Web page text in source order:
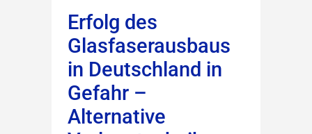
Erfolg des
Glasfaserausbaus
in Deutschland in
Gefahr –
Alternative